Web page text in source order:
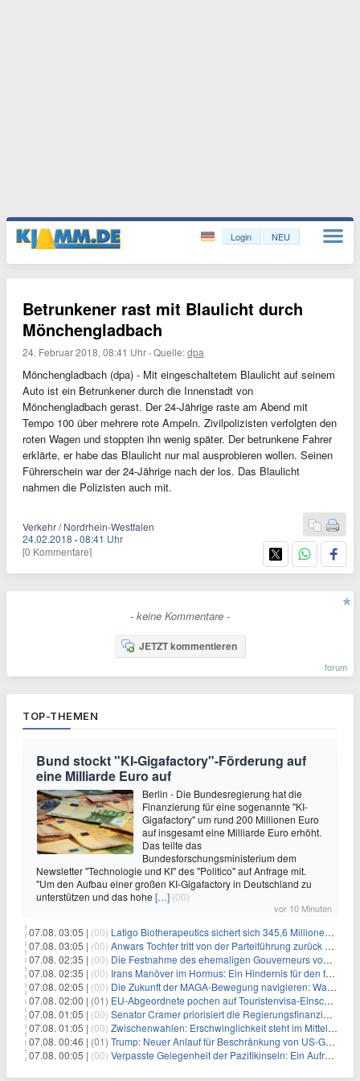
Login NEU
Betrunkener rast mit Blaulicht durch
Mönchengladbach
24. Februar 2018, 08:41 Uhr ·Quelle:dpa
Mönchengladbach (dpa) - Mit eingeschaltetem Blaulicht auf seinem
Auto ist ein Betrunkener durch die Innenstadt von
Mönchengladbach gerast. Der 24-Jährige raste am Abend mit
Tempo 100 über mehrere rote Ampeln. Zivilpolizisten verfolgten den
roten Wagen und stoppten ihn wenig später. Der betrunkene Fahrer
erklärte, er habe das Blaulicht nur mal ausprobieren wollen. Seinen
Führerschein war der 24-Jährige nach der los. Das Blaulicht
nahmen die Polizisten auch mit.
Verkehr / Nordrhein-Westfalen
24.02.2018 ·08:41 Uhr
[0 Kommentare]
- keine Kommentare -
JETZT kommentieren
forum
TOP-THEMEN
Bund stockt "KI-Gigafactory"-Förderung auf
eine Milliarde Euro auf
Berlin - Die Bundesregierung hat die
Finanzierung für eine sogenannte "KI-
Gigafactory" um rund 200 Millionen Euro
auf insgesamt eine Milliarde Euro erhöht.
Das teilte das
Bundesforschungsministerium dem
Newsletter "Technologie und KI" des "Politico" auf Anfrage mit.
"Um den Aufbau einer großen KI-Gigafactory in Deutschland zu
unterstützen und das hohe […] (00)
vor 10 Minuten
07.08. 03:05 | (00) Latigo Biotherapeutics sichert sich 345,6 Millionen Dollar in einer erhöhten IPO und ebnet den Weg für nicht-opioide Schmerztherapie
07.08. 03:05 | (00) Anwars Tochter tritt von der Parteiführung zurück und hebt politische Turbulenzen hervor
07.08. 02:35 | (00) Die Festnahme des ehemaligen Gouverneurs von Mexiko hebt die anhaltenden Herausforderungen in der Governance und im Geschäftsumfeld hervor
07.08. 02:35 | (00) Irans Manöver im Hormus: Ein Hindernis für den freien Handel und das Investorenvertrauen
07.08. 02:05 | (00) Die Zukunft der MAGA-Bewegung navigieren: Was steht für Investoren auf dem Spiel?
07.08. 02:00 | (01) EU-Abgeordnete pochen auf Touristenvisa-Einschränkungen für Russen
07.08. 01:05 | (00) Senator Cramer priorisiert die Regierungsfinanzierung angesichts des bevorstehenden Ferienbeginns
07.08. 01:05 | (00) Zwischenwahlen: Erschwinglichkeit steht im Mittelpunkt, während die Demokraten auf die Mehrheit im Repräsentantenhaus zielen
07.08. 00:46 | (01) Trump: Neuer Anlauf für Beschränkung von US-Geburtsrecht
07.08. 00:05 | (00) Verpasste Gelegenheit der Pazifikinseln: Ein Aufruf zu einer stärkeren Haltung gegen Chinas militärische Provokationen